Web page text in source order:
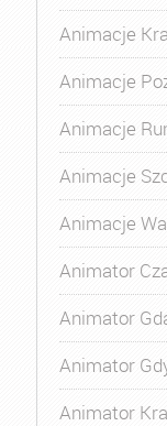
Animacje
Animacje
Animacje
Animacje
Animacje
Animator
Animator
Animator
Animator